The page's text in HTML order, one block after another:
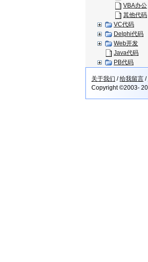
VBA办公
其他代码
VC代码
Delphi代码
Web开发
Java代码
PB代码
关于我们 /给我留言 /
Copyright ©2003-